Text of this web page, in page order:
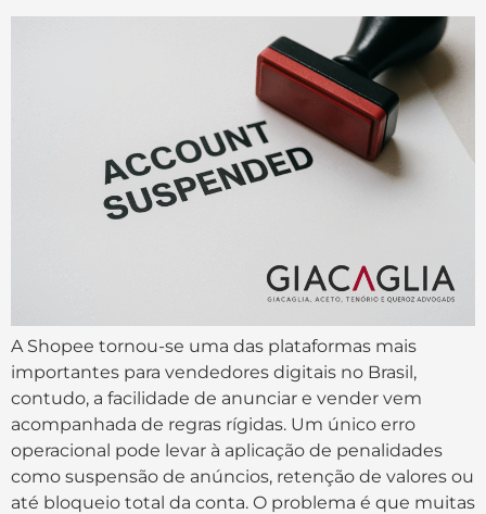
A Shopee tornou-se uma das plataformas mais
importantes para vendedores digitais no Brasil,
contudo, a facilidade de anunciar e vender vem
acompanhada de regras rígidas. Um único erro
operacional pode levar à aplicação de penalidades
como suspensão de anúncios, retenção de valores ou
até bloqueio total da conta. O problema é que muitas